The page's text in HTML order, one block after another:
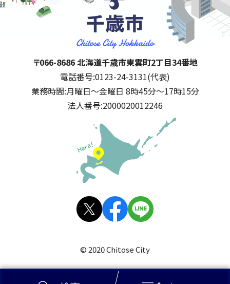
千歳市
住所:
〒066-8686 北海道千歳市東雲町2丁目34番地
電話番号:0123-24-3131(代表)
業務時間:月曜日～金曜日 8時45分～17時15分
法人番号:2000020012246
公式SNS
© 2020 Chitose City